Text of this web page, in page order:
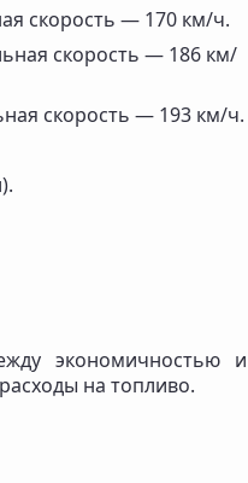
скорость — 170 км/ч.
скорость — 186 км/
скорость — 193 км/ч.
экономичностью и
на топливо.